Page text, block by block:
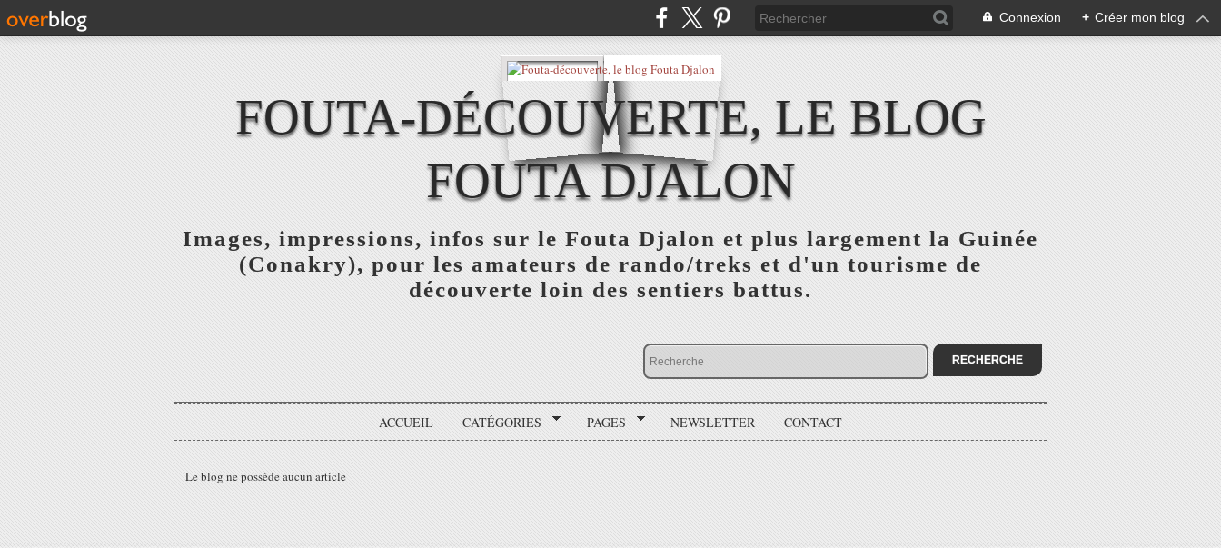
Connexion + Créer mon blog
FOUTA-DÉCOUVERTE, LE BLOG
FOUTA DJALON
Images, impressions, infos sur le Fouta Djalon et plus largement la Guinée
(Conakry), pour les amateurs de rando/treks et d'un tourisme de
découverte loin des sentiers battus.
ACCUEIL CATÉGORIES PAGES NEWSLETTER CONTACT
Le blog ne possède aucun article